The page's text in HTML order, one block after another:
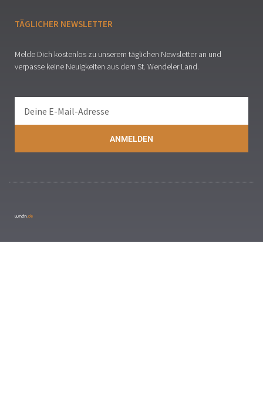
TÄGLICHER NEWSLETTER
Melde Dich kostenlos zu unserem täglichen Newsletter an und
verpasse keine Neuigkeiten aus dem St. Wendeler Land.
ANMELDEN